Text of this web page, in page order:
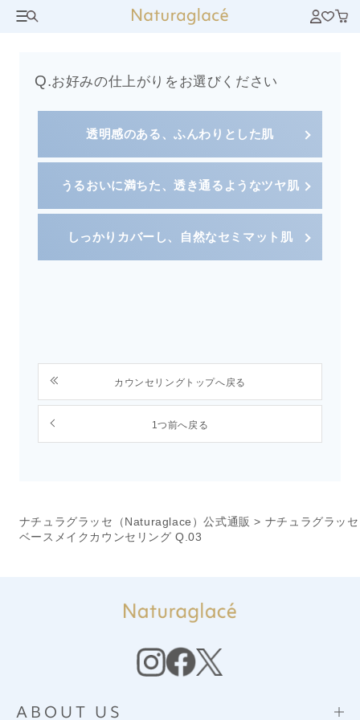
ナチュラグラッセ（Naturaglace）公式通販 > ナチュラグラッセ
ベースメイクカウンセリング Q.03
Q.お好みの仕上がりをお選びください
透明感のある、ふんわりとした肌
うるおいに満ちた、透き通るようなツヤ肌
しっかりカバーし、自然なセミマット肌
カウンセリングトップへ戻る
1つ前へ戻る
ABOUT US